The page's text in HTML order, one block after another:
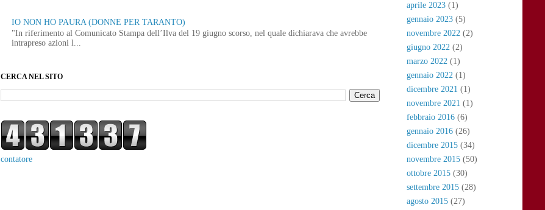
IO NON HO PAURA (DONNE PER TARANTO)
"In riferimento al Comunicato Stampa dell’Ilva del 19 giugno scorso, nel quale dichiarava che avrebbe
intrapreso azioni l...
CERCA NEL SITO
contatore
aprile 2023 (1)
gennaio 2023 (5)
novembre 2022 (2)
giugno 2022 (2)
marzo 2022 (1)
gennaio 2022 (1)
dicembre 2021 (1)
novembre 2021 (1)
febbraio 2016 (6)
gennaio 2016 (26)
dicembre 2015 (34)
novembre 2015 (50)
ottobre 2015 (30)
settembre 2015 (28)
agosto 2015 (27)